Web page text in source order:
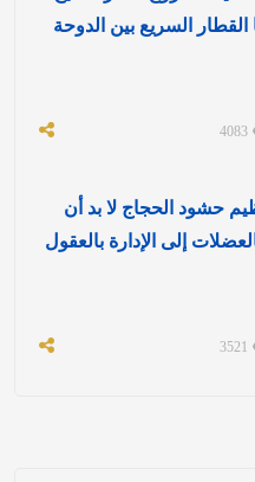
السريع بين الدوحة
حشود الحجاج لا بد أن
إلى الإدارة بالعقول